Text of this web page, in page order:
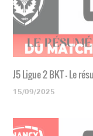
J5 Ligue 2 BKT - Le
15/09/2025